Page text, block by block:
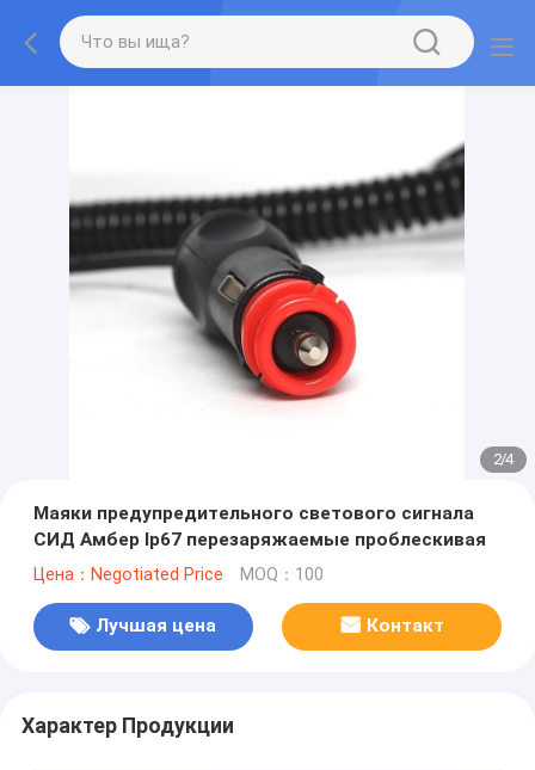
2/4
Маяки предупредительного светового сигнала
СИД Амбер Ip67 перезаряжаемые проблескивая
Цена：Negotiated Price MOQ：100
Лучшая цена Контакт
Характер Продукции